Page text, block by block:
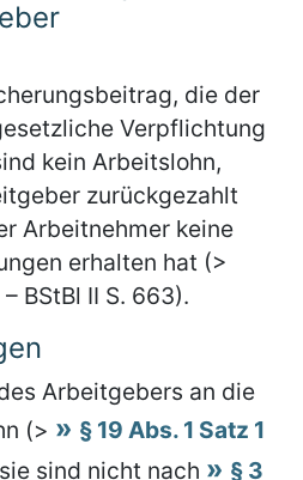
die der
Verpflichtung
kein Arbeitslohn,
zurückgezahlt
Arbeitnehmer keine
erhalten hat (>
BStBl II S. 663).
Arbeitgebers an die
(>
§ 19 Abs. 1 Satz 1
sind nicht nach
§ 3